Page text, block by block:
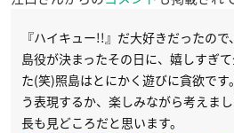
『ハイキュー!!』だ大好きだったの
島役が決まったその日に、嬉しすぎ
た(笑)照島はとにかく遊びに貪欲で
う表現するか、楽しみながら考えま
長も見どころだと思います。